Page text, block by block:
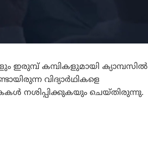
ഇരുമ്പ് കമ്പികളുമായി ക്യാമ്പസിൽ
വിദ്യാർഥികളെ
നശിപ്പിക്കുകയും ചെയ്തിരുന്നു.